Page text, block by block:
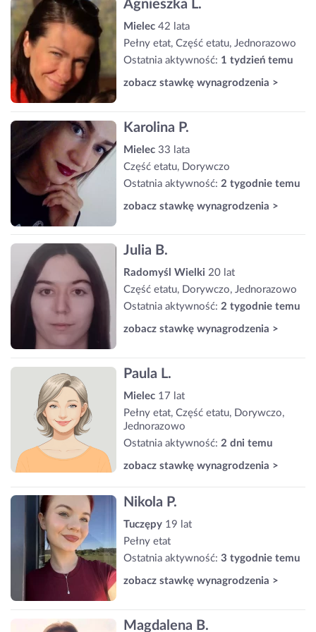
Agnieszka L.
Mielec 42 lata
Pełny etat, Część etatu, Jednorazowo
Ostatnia aktywność: 1 tydzień temu
zobacz stawkę wynagrodzenia >
Karolina P.
Mielec 33 lata
Część etatu, Dorywczo
Ostatnia aktywność: 2 tygodnie temu
zobacz stawkę wynagrodzenia >
Julia B.
Radomyśl Wielki 20 lat
Część etatu, Dorywczo, Jednorazowo
Ostatnia aktywność: 2 tygodnie temu
zobacz stawkę wynagrodzenia >
Paula L.
Mielec 17 lat
Pełny etat, Część etatu, Dorywczo,
Jednorazowo
Ostatnia aktywność: 2 dni temu
zobacz stawkę wynagrodzenia >
Nikola P.
Tuczępy 19 lat
Pełny etat
Ostatnia aktywność: 3 tygodnie temu
zobacz stawkę wynagrodzenia >
Magdalena B.